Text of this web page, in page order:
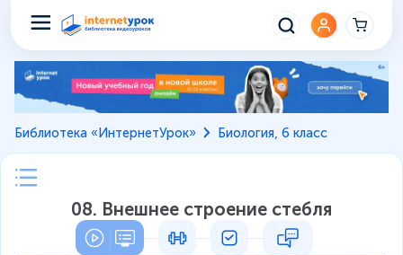
Библиотека «ИнтернетУрок» Биология, 6 класс
08. Внешнее строение стебля